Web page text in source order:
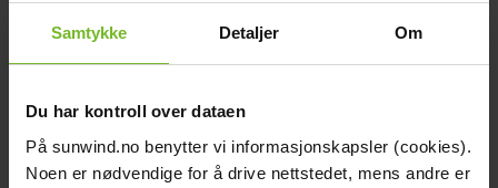
Samtykke Detaljer Om
Du har kontroll over dataen
På sunwind.no benytter vi informasjonskapsler (cookies).
Noen er nødvendige for å drive nettstedet, mens andre er
chevron_right
chevron_right
chevron_right
close
chevron_left Tillbaka till huvudmenyn Se alla
Startsida
Ofta ställda frågor